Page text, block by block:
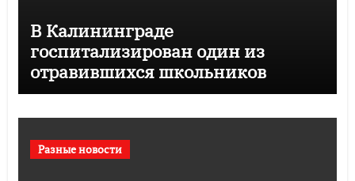
В Калининграде
госпитализирован один из
отравившихся школьников
Разные новости